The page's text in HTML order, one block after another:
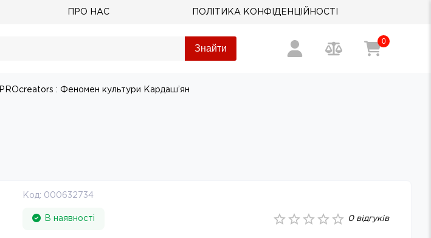
ПРО НАС ПОЛІТИКА КОНФІДЕНЦІЙНОСТІ
Знайти
0
PROcreators : Феномен культури Кардаш’ян
Код: 000632734
В наявності 0відгуків